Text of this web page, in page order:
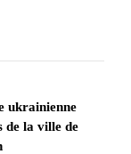
ukrainienne
de la ville de